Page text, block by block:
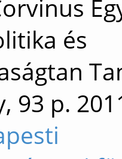
és
93 p.